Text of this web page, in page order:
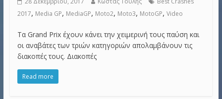
2017, Media GP, MediaGP, Moto2, Moto3, MotoGP, Video
Τα Grand Prix έχουν κάνει την χειμερινή τους παύση και
οι αναβάτες των τριών κατηγοριών απολαμβάνουν τις
διακοπές τους. Διακοπές
Read more